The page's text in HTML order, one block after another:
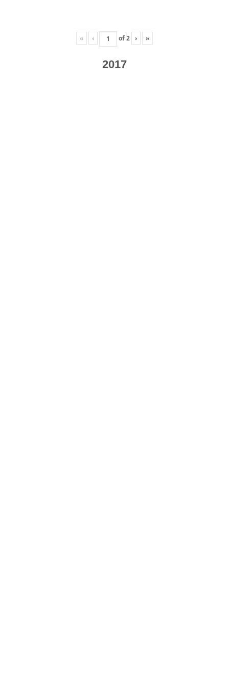
« ‹ of2 › »
2017